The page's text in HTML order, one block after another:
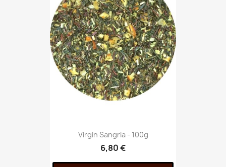
Virgin Sangria - 100g
6,80 €